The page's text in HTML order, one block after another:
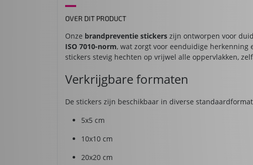
OVER DIT PRODUCT
Onze brandpreventie stickers zijn ontworpen voor
ISO 7010-norm, wat zorgt voor eenduidige
stickers stevig hechten op vrijwel alle oppervlakken,
Verkrijgbare formaten
De stickers zijn beschikbaar in diverse
5x5 cm
10x10 cm
20x20 cm